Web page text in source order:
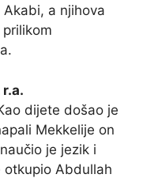
a njihova
dijete došao je
Mekkelije on
je jezik i
otkupio Abdullah